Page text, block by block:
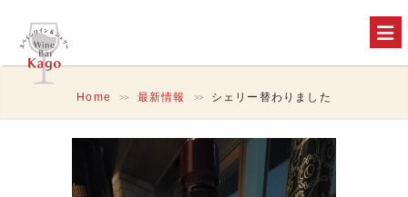
Home >> 最新情報 >> シェリー替わりました